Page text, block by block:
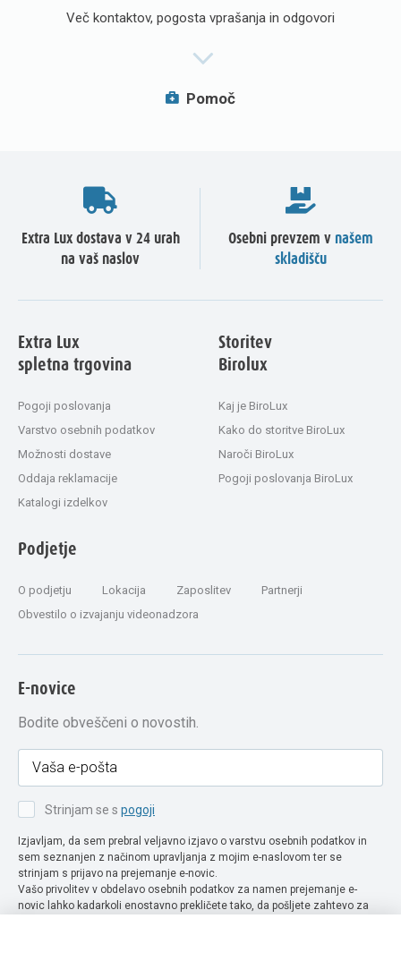
Več kontaktov, pogosta vprašanja in odgovori
Pomoč
Extra Lux dostava v 24 urah
na vaš naslov
Osebni prevzem v našem
skladišču
Extra Lux
spletna trgovina
Pogoji poslovanja
Varstvo osebnih podatkov
Možnosti dostave
Oddaja reklamacije
Katalogi izdelkov
Storitev
Birolux
Kaj je BiroLux
Kako do storitve BiroLux
Naroči BiroLux
Pogoji poslovanja BiroLux
Podjetje
O podjetju Lokacija Zaposlitev
Partnerji
Obvestilo o izvajanju videonadzora
E-novice
Bodite obveščeni o novostih.
Strinjam se s pogoji
Izjavljam, da sem prebral veljavno izjavo o varstvu osebnih podatkov in
sem seznanjen z načinom upravljanja z mojim e-naslovom ter se
strinjam s prijavo na prejemanje e-novic.
Vašo privolitev v obdelavo osebnih podatkov za namen prejemanje e-
novic lahko kadarkoli enostavno prekličete tako, da pošljete zahtevo za